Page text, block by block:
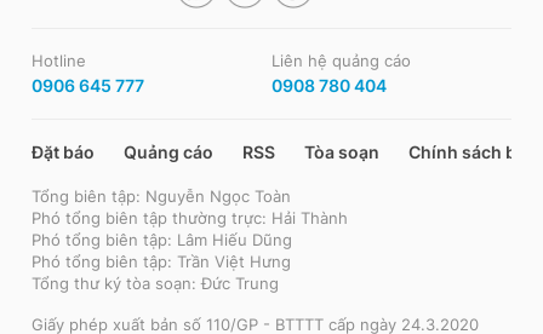
Hotline
0906 645 777
Liên hệ quảng cáo
0908 780 404
Đặt báo Quảng cáo RSS Tòa soạn Chính sách bảo
Tổng biên tập: Nguyễn Ngọc Toàn
Phó tổng biên tập thường trực: Hải Thành
Phó tổng biên tập: Lâm Hiếu Dũng
Phó tổng biên tập: Trần Việt Hưng
Tổng thư ký tòa soạn: Đức Trung
Giấy phép xuất bản số 110/GP - BTTTT cấp ngày 24.3.2020